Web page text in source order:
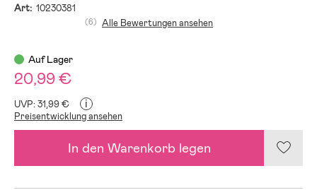
Art: 10230381
(6) Alle Bewertungen ansehen
Auf Lager
20,99 €
UVP: 31,99 € i
Preisentwicklung ansehen
In den Warenkorb legen